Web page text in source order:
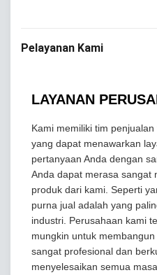
Pelayanan Kami
LAYANAN
Kami memiliki tim
yang dapat menawarkan
pertanyaan Anda dengan
Anda dapat merasa sangat
produk dari kami. Seperti
purna jual adalah yang
industri. Perusahaan kami
mungkin untuk
sangat profesional dan
menyelesaikan semua